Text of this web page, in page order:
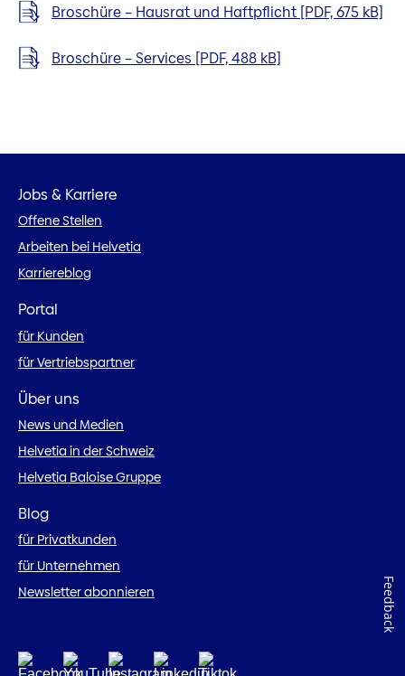
Broschüre – Hausrat und Haftpflicht [PDF, 675 kB]
Broschüre – Services [PDF, 488 kB]
Jobs & Karriere
Offene Stellen
Arbeiten bei Helvetia
Karriereblog
Portal
für Kunden
für Vertriebspartner
Über uns
News und Medien
Helvetia in der Schweiz
Helvetia Baloise Gruppe
Blog
für Privatkunden
für Unternehmen
Newsletter abonnieren
Feedback